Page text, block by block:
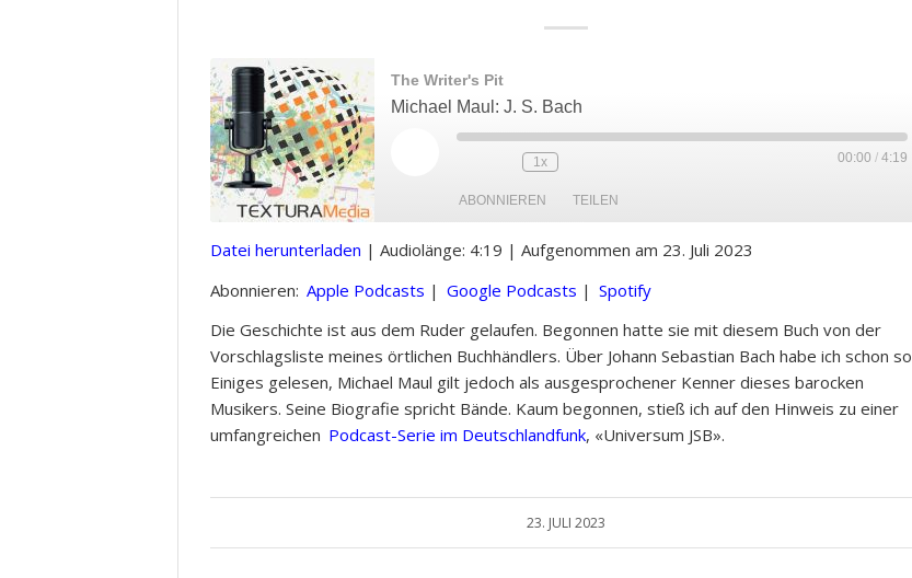
The Writer's Pit
Michael Maul: J. S. Bach
1x 00:00 / 4:19
ABONNIEREN TEILEN
EMBED
Datei herunterladen | Audiolänge: 4:19 | Aufgenommen am 23. Juli 2023
Abonnieren: Apple Podcasts | Google Podcasts | Spotify
Die Geschichte ist aus dem Ruder gelaufen. Begonnen hatte sie mit diesem Buch von der
Vorschlagsliste meines örtlichen Buchhändlers. Über Johann Sebastian Bach habe ich schon so
Einiges gelesen, Michael Maul gilt jedoch als ausgesprochener Kenner dieses barocken
Musikers. Seine Biografie spricht Bände. Kaum begonnen, stieß ich auf den Hinweis zu einer
umfangreichen Podcast-Serie im Deutschlandfunk, «Universum JSB».
23. JULI 2023